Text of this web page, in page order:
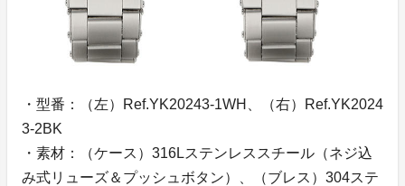
・型番：（左）Ref.YK20243-1WH、（右）Ref.YK2024
3-2BK
・素材：（ケース）316Lステンレススチール（ネジ込
み式リューズ＆プッシュボタン）、（ブレス）304ステ